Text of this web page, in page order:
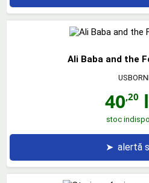
Ali Baba and the
40,20
stoc
➤ alertă